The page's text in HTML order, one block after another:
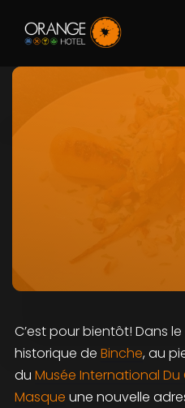
C’est pour bientôt! Dans
historique de Binche, au
du Musée International Du
Masque une nouvelle